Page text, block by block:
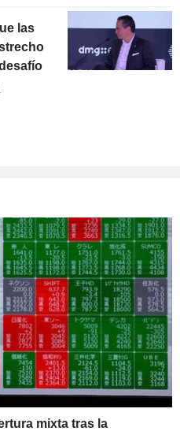
las
mixta tras la